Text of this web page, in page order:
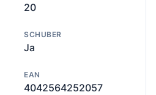
20
SCHUBER
Ja
EAN
4042564252057